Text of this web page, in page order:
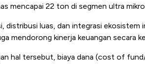
mencapai 22 ton di segmen ultra
distribusi luas, dan integrasi
mendorong kinerja keuangan secara
hal tersebut, biaya dana (cost of